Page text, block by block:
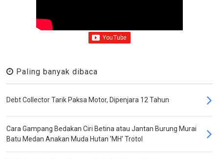
Paling banyak dibaca
Debt Collector Tarik Paksa Motor, Dipenjara 12 Tahun
Cara Gampang Bedakan Ciri Betina atau Jantan Burung Murai
Batu Medan Anakan Muda Hutan 'MH' Trotol